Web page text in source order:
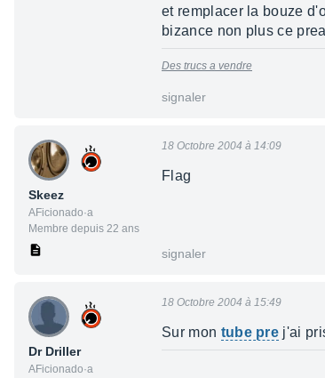
et remplacer la bouze
bizance non plus ce
Des trucs a vendre
signaler
Skeez
AFicionado·a
Membre depuis 22 ans
18 Octobre 2004 à 14:09
Flag
signaler
Dr Driller
AFicionado·a
18 Octobre 2004 à 15:49
Sur mon tube pre j'ai